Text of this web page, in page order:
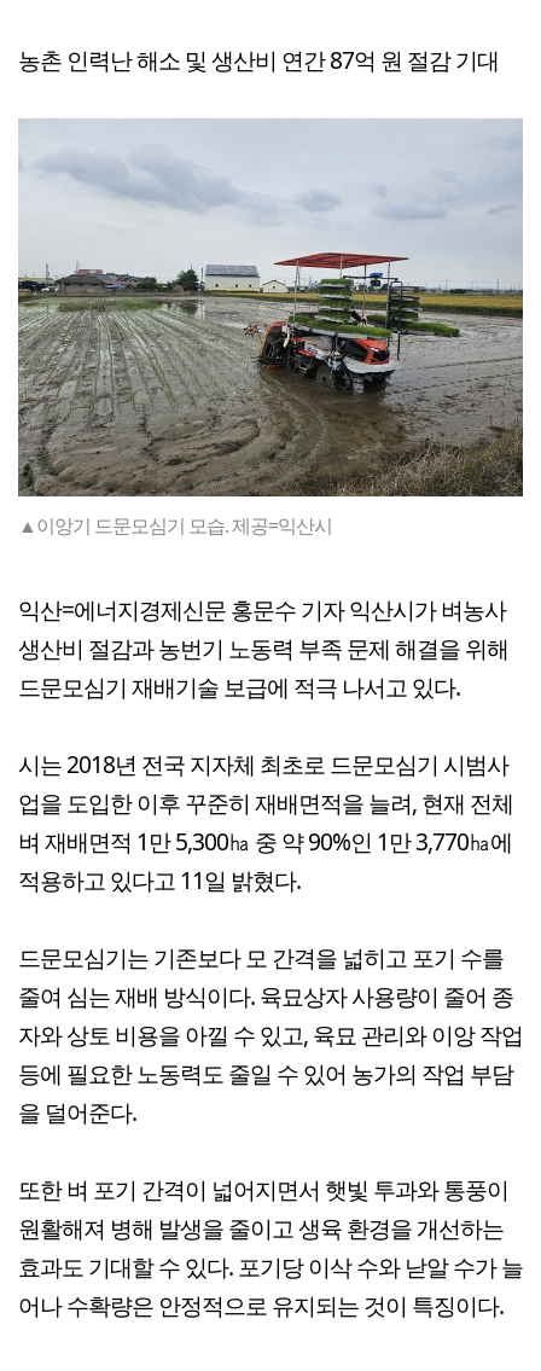
농촌 인력난 해소 및 생산비 연간 87억 원 절감 기대
▲이앙기 드문모심기 모습. 제공=익산시
익산=에너지경제신문 홍문수 기자 익산시가 벼농사
생산비 절감과 농번기 노동력 부족 문제 해결을 위해
드문모심기 재배기술 보급에 적극 나서고 있다.
시는 2018년 전국 지자체 최초로 드문모심기 시범사
업을 도입한 이후 꾸준히 재배면적을 늘려, 현재 전체
벼 재배면적 1만 5,300㏊ 중 약 90%인 1만 3,770㏊에
적용하고 있다고 11일 밝혔다.
드문모심기는 기존보다 모 간격을 넓히고 포기 수를
줄여 심는 재배 방식이다. 육묘상자 사용량이 줄어 종
자와 상토 비용을 아낄 수 있고, 육묘 관리와 이앙 작업
등에 필요한 노동력도 줄일 수 있어 농가의 작업 부담
을 덜어준다.
또한 벼 포기 간격이 넓어지면서 햇빛 투과와 통풍이
원활해져 병해 발생을 줄이고 생육 환경을 개선하는
효과도 기대할 수 있다. 포기당 이삭 수와 낟알 수가 늘
어나 수확량은 안정적으로 유지되는 것이 특징이다.